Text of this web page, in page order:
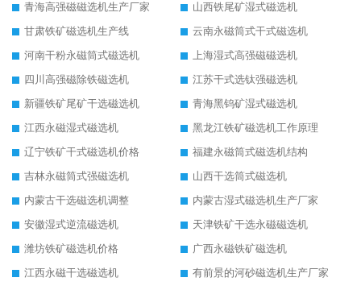
青海高强磁磁选机生产厂家
山西铁尾矿湿式磁选机
甘肃铁矿磁选机生产线
云南永磁筒式干式磁选机
河南干粉永磁筒式磁选机
上海湿式高强磁磁选机
四川高强磁除铁磁选机
江苏干式选钛强磁选机
新疆铁矿尾矿干选磁选机
青海黑钨矿湿式磁选机
江西永磁湿式磁选机
黑龙江铁矿磁选机工作原理
辽宁铁矿干式磁选机价格
福建永磁筒式磁选机结构
吉林永磁筒式强磁选机
山西干选筒式磁选机
内蒙古干选磁选机调整
内蒙古湿式磁选机生产厂家
安徽湿式逆流磁选机
天津铁矿干选永磁磁选机
潍坊铁矿磁选机价格
广西永磁铁矿磁选机
江西永磁干选磁选机
有前景的河砂磁选机生产厂家